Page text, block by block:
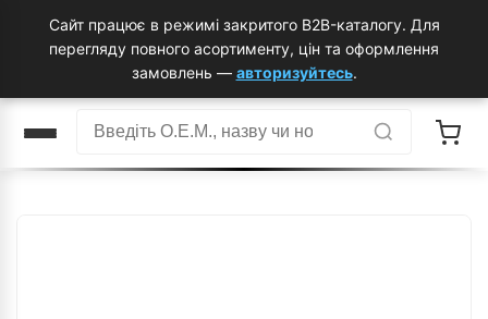
Сайт працює в режимі закритого B2B-каталогу. Для
перегляду повного асортименту, цін та оформлення
замовлень — авторизуйтесь.